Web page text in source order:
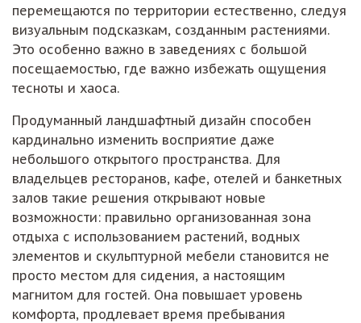
перемещаются по территории естественно, следуя
визуальным подсказкам, созданным растениями.
Это особенно важно в заведениях с большой
посещаемостью, где важно избежать ощущения
тесноты и хаоса.
Продуманный ландшафтный дизайн способен
кардинально изменить восприятие даже
небольшого открытого пространства. Для
владельцев ресторанов, кафе, отелей и банкетных
залов такие решения открывают новые
возможности: правильно организованная зона
отдыха с использованием растений, водных
элементов и скульптурной мебели становится не
просто местом для сидения, а настоящим
магнитом для гостей. Она повышает уровень
комфорта, продлевает время пребывания